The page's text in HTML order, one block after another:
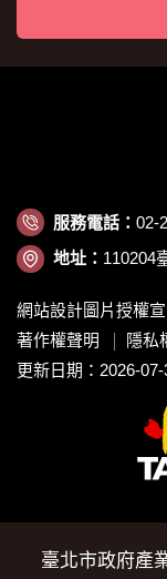
服務電話： 02-
地址： 110204
網站設計圖片授權
著作權聲明
隱私
更新日期：2026-07-
臺北市政府產